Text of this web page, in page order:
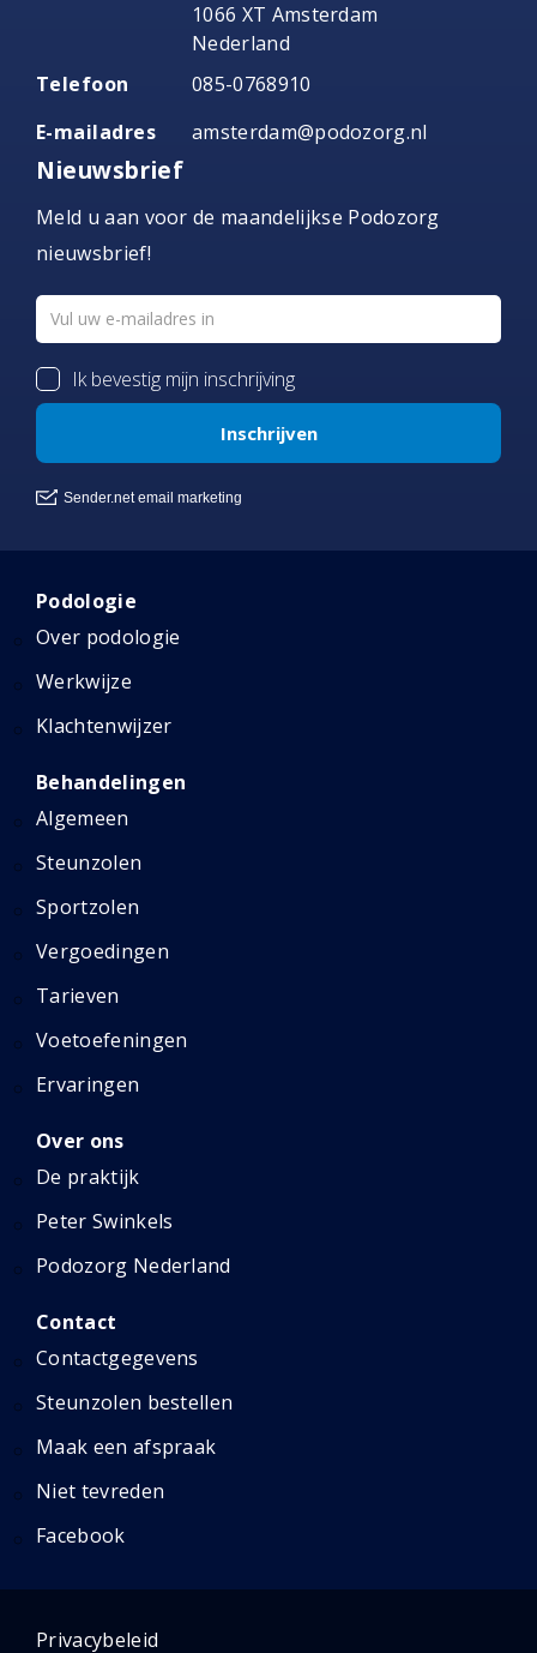
1066 XT Amsterdam
Nederland
Telefoon
085-0768910
E-mailadres
amsterdam@podozorg.nl
Nieuwsbrief
Meld u aan voor de maandelijkse Podozorg
nieuwsbrief!
Podologie
Over podologie
Werkwijze
Klachtenwijzer
Behandelingen
Algemeen
Steunzolen
Sportzolen
Vergoedingen
Tarieven
Voetoefeningen
Ervaringen
Over ons
De praktijk
Peter Swinkels
Podozorg Nederland
Contact
Contactgegevens
Steunzolen bestellen
Maak een afspraak
Niet tevreden
Facebook
Privacybeleid